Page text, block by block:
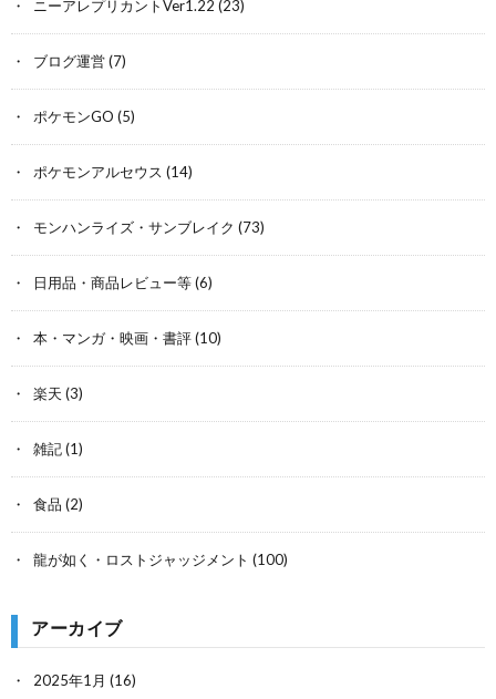
ニーアレプリカントVer1.22 (23)
ブログ運営(7)
ポケモンGO (5)
ポケモンアルセウス (14)
モンハンライズ・サンブレイク (73)
日用品・商品レビュー等(6)
本・マンガ・映画・書評(10)
楽天 (3)
雑記(1)
食品 (2)
龍が如く・ロストジャッジメント (100)
アーカイブ
2025年1月 (16)